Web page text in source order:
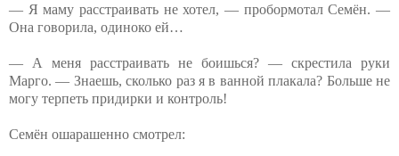
— Я маму расстраивать не хотел, — пробормотал Семён. —
Она говорила, одиноко ей…
— А меня расстраивать не боишься? — скрестила руки
Марго. — Знаешь, сколько раз я в ванной плакала? Больше не
могу терпеть придирки и контроль!
Семён ошарашенно смотрел: